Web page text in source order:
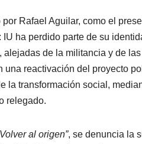
Rafael Aguilar, como el
ha perdido parte de su
de la militancia y de
reactivación del proyecto
la transformación social,
relegado.
al origen”, se denuncia la